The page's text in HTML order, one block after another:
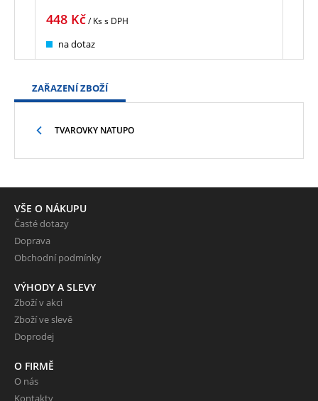
448 Kč/ Kss DPH
na dotaz
ZAŘAZENÍ ZBOŽÍ
TVAROVKY NATUPO
VŠE O NÁKUPU
Časté dotazy
Doprava
Obchodní podmínky
VÝHODY A SLEVY
Zboží v akci
Zboží ve slevě
Doprodej
O FIRMĚ
O nás
Kontakty